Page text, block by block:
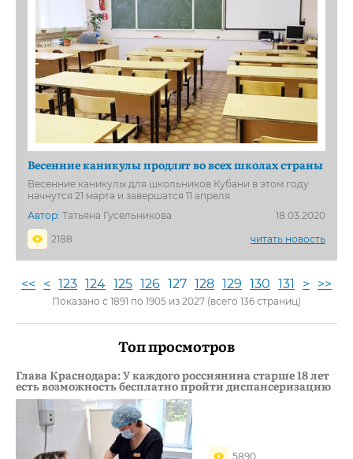
Весенние каникулы продлят во всех школах страны
Весенние каникулы для школьников Кубани в этом году
начнутся 21 марта и завершатся 11 апреля
Автор: Татьяна Гусельникова
18.03.2020
2188
читать новость
<< < 123 124 125 126 127 128 129 130 131 > >>
Показано с 1891 по 1905 из 2027 (всего 136 страниц)
Топ просмотров
Глава Краснодара: У каждого россиянина старше 18 лет
есть возможность бесплатно пройти диспансеризацию
5890